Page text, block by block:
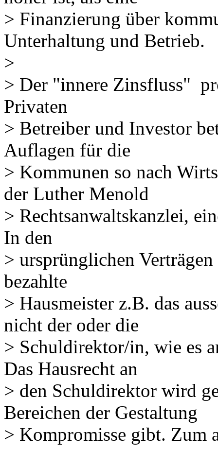
> Finanzierung über
Unterhaltung und Betrieb.
>
> Der "innere Zinsfluss"
Privaten
> Betreiber und Investor
Auflagen für die
> Kommunen so nach
der Luther Menold
> Rechtsanwaltskanzlei,
In den
> ursprünglichen
bezahlte
> Hausmeister z.B. das
nicht der oder die
> Schuldirektor/in, wie es
Das Hausrecht an
> den Schuldirektor wird
Bereichen der Gestaltung
> Kompromisse gibt. Zum